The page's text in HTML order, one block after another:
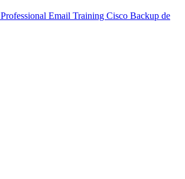
Professional Email Training Cisco Backup de